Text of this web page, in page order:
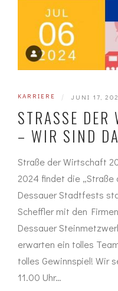
KARRIERE | JUNI 17,
STRASSE DER
WIR SIND
Straße der Wirtschaft
2024 findet die
Dessauer Stadtfests
Scheffler mit den
Dessauer
erwarten ein tolles
tolles Gewinnspiel! Wir
11.00 Uhr…